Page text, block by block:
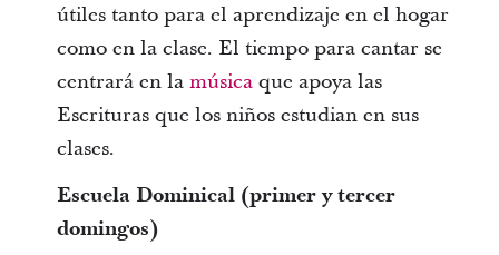
útiles tanto para el aprendizaje en el hogar
como en la clase. El tiempo para cantar se
centrará en la músicaque apoya las
Escrituras que los niños estudian en sus
clases.
Escuela Dominical (primer y tercer
domingos)